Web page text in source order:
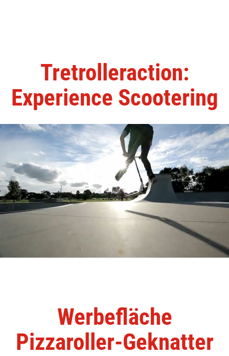
Tretrolleraction:
Experience Scootering
Werbefläche
Pizzaroller-Geknatter